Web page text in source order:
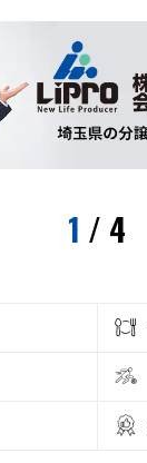
1 / 4